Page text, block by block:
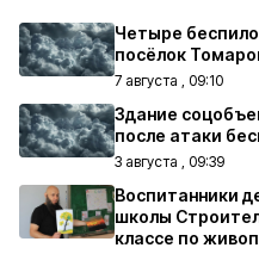
Четыре
посёлок
7 августа , 09:10
Здание
после атаки
3 августа , 09:39
Воспитанники
школы
классе по